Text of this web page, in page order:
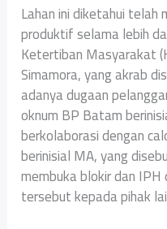
Lahan ini diketahui telah
produktif selama lebih
Ketertiban Masyarakat
Simamora, yang akrab
adanya dugaan
oknum BP Batam
berkolaborasi dengan
berinisial MA, yang
membuka blokir dan
tersebut kepada pihak